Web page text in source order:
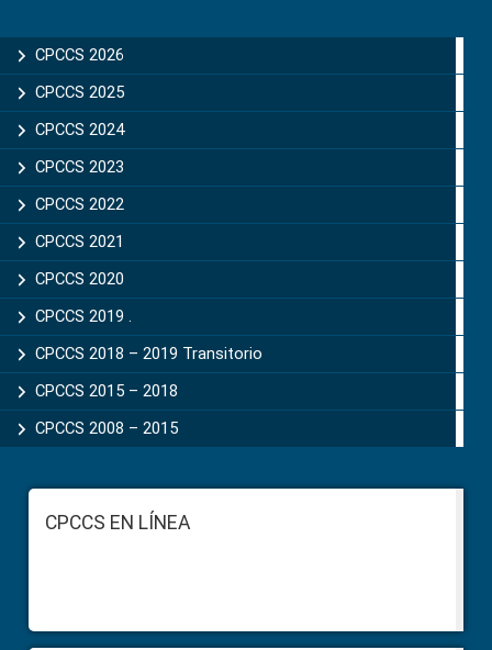
Sidebar
CPCCS 2026
CPCCS 2025
CPCCS 2024
CPCCS 2023
CPCCS 2022
CPCCS 2021
CPCCS 2020
CPCCS 2019 .
CPCCS 2018 – 2019 Transitorio
CPCCS 2015 – 2018
CPCCS 2008 – 2015
FooterCPCCS EN LÍNEA